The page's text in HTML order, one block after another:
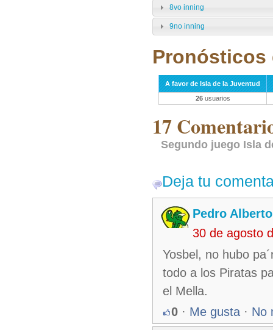
8vo inning
9no inning
Pronósticos
A favor de Isla de la Juventud
26usuarios
17
Segundo juego Isla
Deja tu
Pedro
30 de agosto
Yosbel, no hubo
todo a los Piratas
el Mella.
0 · Me gusta · No